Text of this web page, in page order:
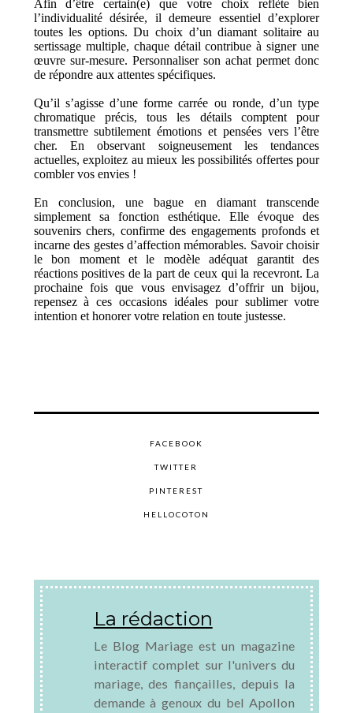
Afin d’être certain(e) que votre choix reflète bien
l’individualité désirée, il demeure essentiel d’explorer
toutes les options. Du choix d’un diamant solitaire au
sertissage multiple, chaque détail contribue à signer une
œuvre sur-mesure. Personnaliser son achat permet donc
de répondre aux attentes spécifiques.
Qu’il s’agisse d’une forme carrée ou ronde, d’un type
chromatique précis, tous les détails comptent pour
transmettre subtilement émotions et pensées vers l’être
cher. En observant soigneusement les tendances
actuelles, exploitez au mieux les possibilités offertes pour
combler vos envies !
En conclusion, une bague en diamant transcende
simplement sa fonction esthétique. Elle évoque des
souvenirs chers, confirme des engagements profonds et
incarne des gestes d’affection mémorables. Savoir choisir
le bon moment et le modèle adéquat garantit des
réactions positives de la part de ceux qui la recevront. La
prochaine fois que vous envisagez d’offrir un bijou,
repensez à ces occasions idéales pour sublimer votre
intention et honorer votre relation en toute justesse.
FACEBOOK
TWITTER
PINTEREST
HELLOCOTON
La rédaction
Le Blog Mariage est un magazine
interactif complet sur l'univers du
mariage, des fiançailles, depuis la
demande à genoux du bel Apollon